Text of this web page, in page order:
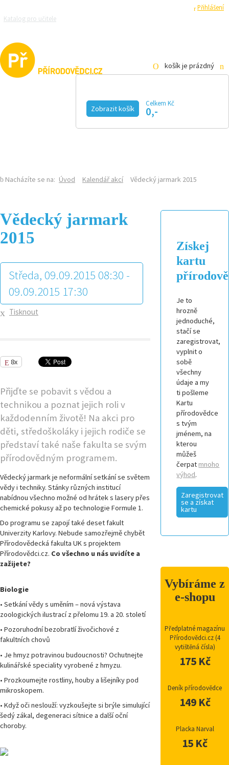
Přihlášení
Katalog pro učitele
košík je prázdný
Zobrazit košík
Celkem Kč
0,-
Nacházíte se na: Úvod Kalendář akcí Vědecký jarmark 2015
Vědecký jarmark
2015
Středa, 09.09.2015 08:30 -
09.09.2015 17:30
Tisknout
8x
Přijďte se pobavit s vědou a
technikou a poznat jejich roli v
každodenním životě! Na akci pro
děti, středoškoláky i jejich rodiče se
představí také naše fakulta se svým
přírodovědným programem.
Vědecký jarmark je neformální setkání se světem
vědy i techniky. Stánky různých institucí
nabídnou všechno možné od hrátek s lasery přes
chemické pokusy až po technologie Formule 1.
Do programu se zapojí také deset fakult
Univerzity Karlovy. Nebude samozřejmě chybět
Přírodovědecká fakulta UK s projektem
Přírodovědci.cz. Co všechno u nás uvidíte a
zažijete?
Biologie
• Setkání vědy s uměním – nová výstava
zoologických ilustrací z přelomu 19. a 20. století
• Pozoruhodní bezobratlí živočichové z
fakultních chovů
• Je hmyz potravinou budoucnosti? Ochutnejte
kulinářské speciality vyrobené z hmyzu.
• Prozkoumejte rostliny, houby a lišejníky pod
mikroskopem.
• Když oči neslouží: vyzkoušejte si brýle simulující
šedý zákal, degeneraci sítnice a další oční
choroby.
Získej
kartu
Je to
hrozně
jednoduché,
stačí se
zaregistrovat,
vyplnit o
sobě
všechny
údaje a my
ti pošleme
Kartu
přírodovědce
s tvým
jménem, na
kterou
můžeš
čerpat mnoho
výhod.
Zaregistrovat
se a získat
kartu
Vybíráme z
e-shopu
Předplatné magazínu
Přírodovědci.cz (4
vytištěná čísla)
175 Kč
Deník přírodovědce
149 Kč
Placka Narval
15 Kč